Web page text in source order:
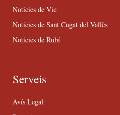
Notícies de Vic
Notícies de Sant Cugat del Vallès
Notícies de Rubí
Serveis
Avís Legal